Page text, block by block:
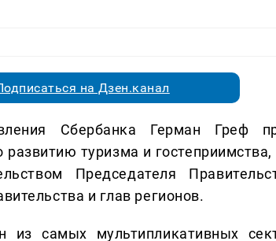
на Дзен.канал
Сбербанка Герман Греф
туризма и
Председателя
и глав регионов.
самых мультипликативных